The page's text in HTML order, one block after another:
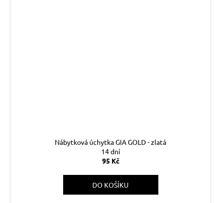
Nábytková úchytka GIA GOLD - zlatá
14 dní
95 Kč
DO KOŠÍKU